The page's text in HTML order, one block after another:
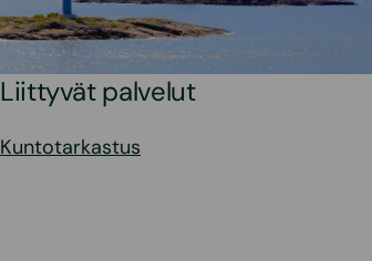
Liittyvät palvelut
Kuntotarkastus